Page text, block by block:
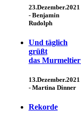
23.Dezember.2021
- Benjamin
Rudolph
Und täglich
grüßt
das
13.Dezember.2021
- Martina Dinner
Rekorde